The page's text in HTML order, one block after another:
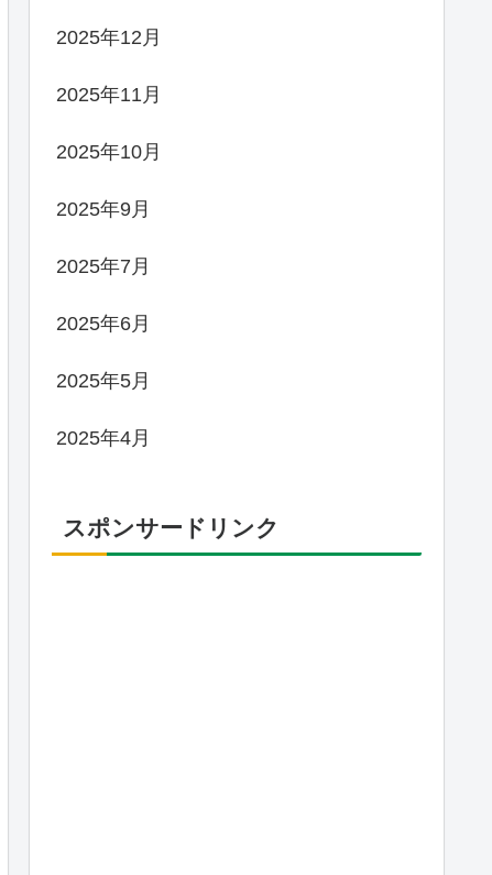
2025年12月
2025年11月
2025年10月
2025年9月
2025年7月
2025年6月
2025年5月
2025年4月
スポンサードリンク